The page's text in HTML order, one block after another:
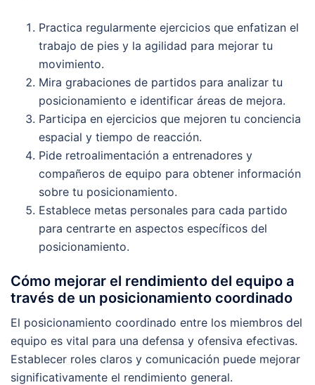
Practica regularmente ejercicios que enfatizan el
trabajo de pies y la agilidad para mejorar tu
movimiento.
Mira grabaciones de partidos para analizar tu
posicionamiento e identificar áreas de mejora.
Participa en ejercicios que mejoren tu conciencia
espacial y tiempo de reacción.
Pide retroalimentación a entrenadores y
compañeros de equipo para obtener información
sobre tu posicionamiento.
Establece metas personales para cada partido
para centrarte en aspectos específicos del
posicionamiento.
Cómo mejorar el rendimiento del equipo a
través de un posicionamiento coordinado
El posicionamiento coordinado entre los miembros del
equipo es vital para una defensa y ofensiva efectivas.
Establecer roles claros y comunicación puede mejorar
significativamente el rendimiento general.